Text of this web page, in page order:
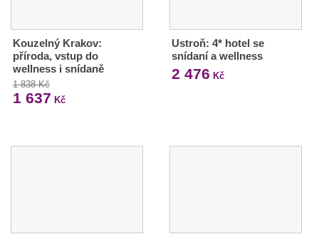
Kouzelný Krakov:
příroda, vstup do
wellness i snídaně
1 838 Kč
1 637 Kč
Ustroň: 4* hotel se
snídaní a wellness
2 476 Kč